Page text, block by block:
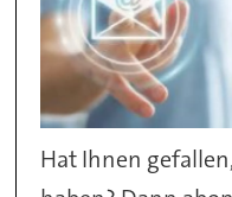
Hat Ihnen